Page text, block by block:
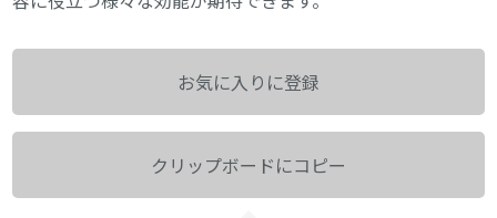
お気に入りに登録
クリップボードにコピー